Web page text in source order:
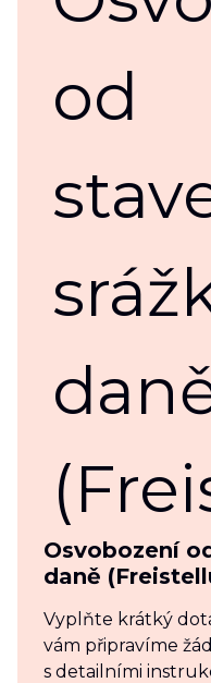
Osvobození
daně
Vyplňte krátký
vám připravíme
s detailními